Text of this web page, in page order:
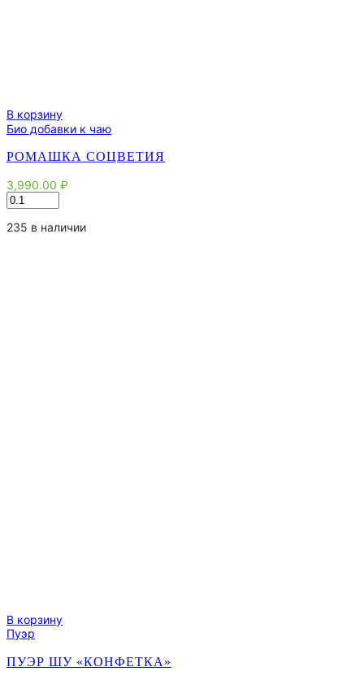
В корзину
Био добавки к чаю
РОМАШКА СОЦВЕТИЯ
3,990.00 ₽
Количество
товара
Ромашка
235 в наличии
В корзину
Пуэр
ПУЭР ШУ «КОНФЕТКА»